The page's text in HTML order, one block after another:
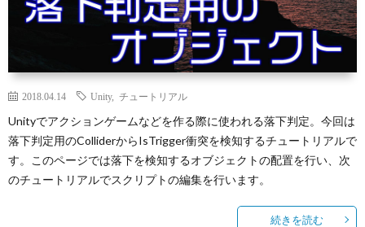
2018.04.14 Unity, チュートリアル
Unityでアクションゲームなどを作る際に使われる落下判定。今回は
落下判定用のColliderからIsTrigger衝突を検知するチュートリアルで
す。このページでは落下を検知するオブジェクトの配置を行い、次
のチュートリアルでスクリプトの編集を行います。
続きを読む